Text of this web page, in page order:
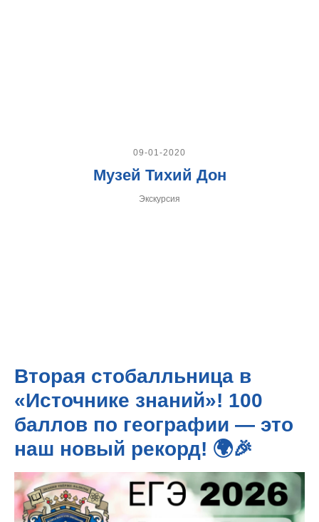
09-01-2020
Музей Тихий Дон
Экскурсия
Вторая стобалльница в
«Источнике знаний»! 100
баллов по географии — это
наш новый рекорд! 🌍🎉